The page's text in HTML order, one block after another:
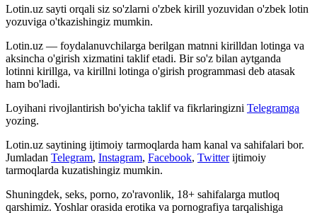
Lotin.uz sayti orqali siz so'zlarni o'zbek kirill yozuvidan o'zbek lotin
yozuviga o'tkazishingiz mumkin.
Lotin.uz — foydalanuvchilarga berilgan matnni kirilldan lotinga va
aksincha o'girish xizmatini taklif etadi. Bir so'z bilan aytganda
lotinni kirillga, va kirillni lotinga o'girish programmasi deb atasak
ham bo'ladi.
Loyihani rivojlantirish bo'yicha taklif va fikrlaringizni Telegramga
yozing.
Lotin.uz saytining ijtimoiy tarmoqlarda ham kanal va sahifalari bor.
Jumladan Telegram, Instagram, Facebook, Twitter ijtimoiy
tarmoqlarda kuzatishingiz mumkin.
Shuningdek, seks, porno, zo'ravonlik, 18+ sahifalarga mutloq
qarshimiz. Yoshlar orasida erotika va pornografiya tarqalishiga